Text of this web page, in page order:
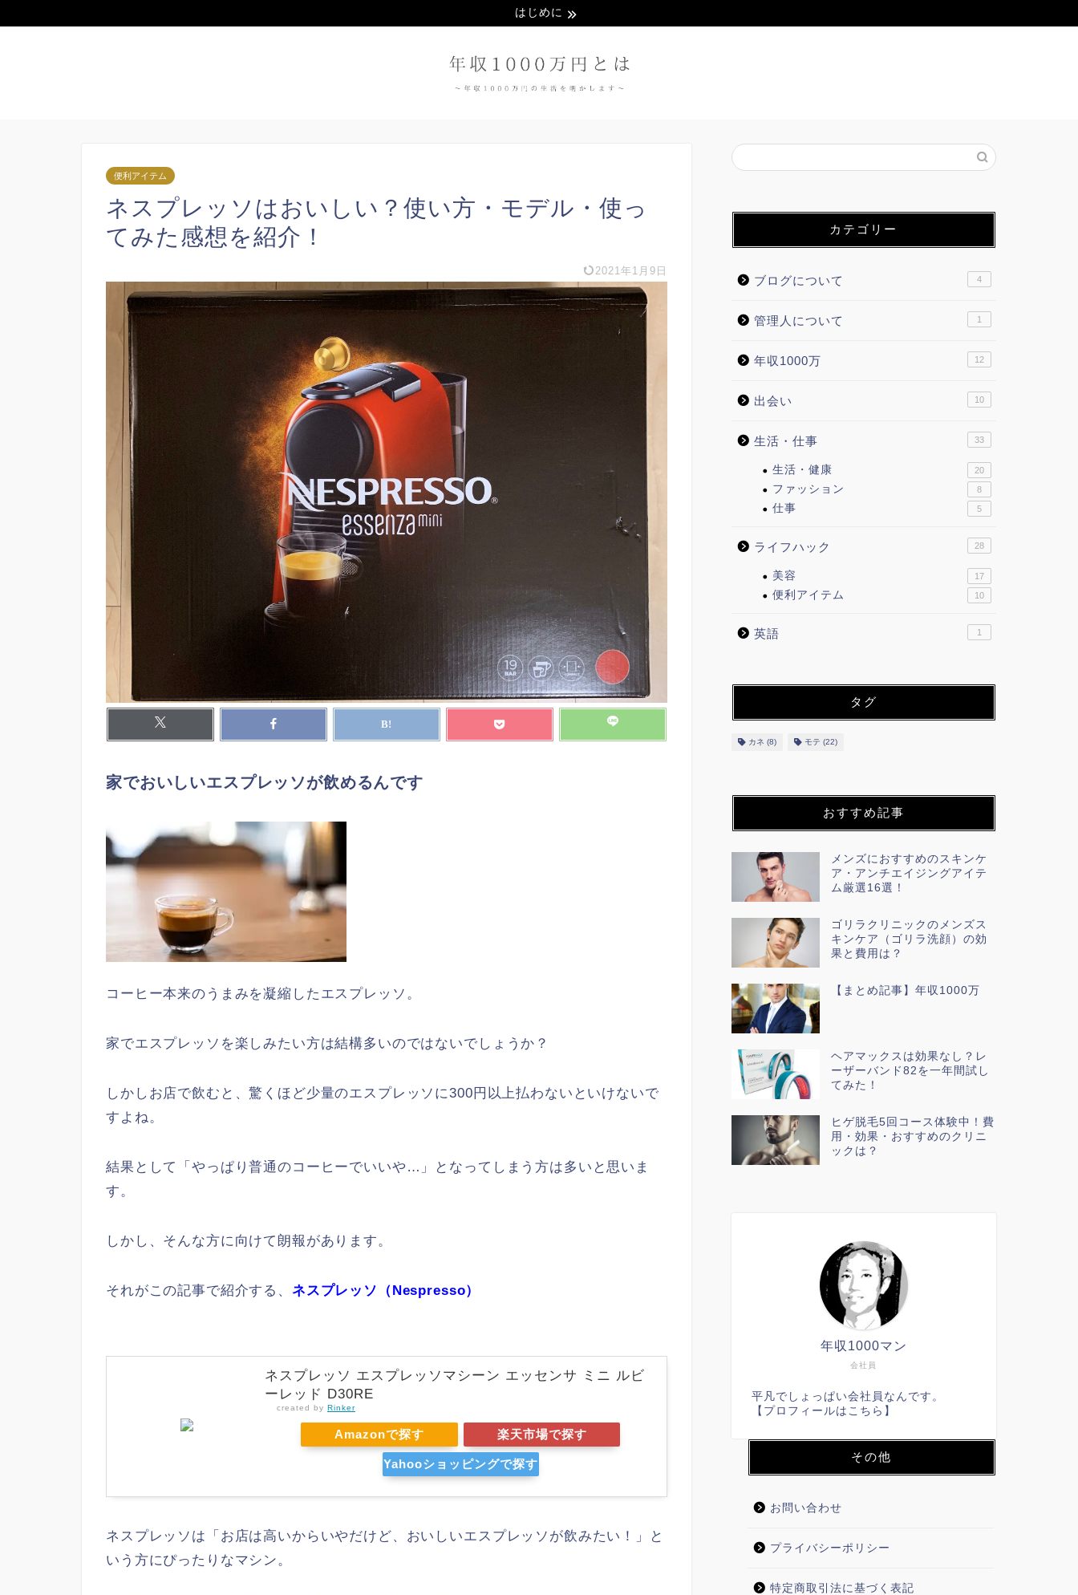
はじめに
便利アイテム
ネスプレッソはおいしい？使い方・モデル・使っ
てみた感想を紹介！
2021年1月9日
家でおいしいエスプレッソが飲めるんです
コーヒー本来のうまみを凝縮したエスプレッソ。
家でエスプレッソを楽しみたい方は結構多いのではないでしょうか？
しかしお店で飲むと、驚くほど少量のエスプレッソに300円以上払わないといけないで
すよね。
結果として「やっぱり普通のコーヒーでいいや…」となってしまう方は多いと思いま
す。
しかし、そんな方に向けて朗報があります。
それがこの記事で紹介する、 ネスプレッソ（Nespresso）
ネスプレッソ エスプレッソマシーン エッセンサ ミニ ルビ
ーレッド D30RE
created by Rinker
Amazonで探す 楽天市場で探す
Yahooショッピングで探す
ネスプレッソは「お店は高いからいやだけど、おいしいエスプレッソが飲みたい！」と
いう方にぴったりなマシン。
カテゴリー
ブログについて 4
管理人について 1
年収1000万 12
出会い 10
生活・仕事 33
生活・健康 20
ファッション 8
仕事 5
ライフハック 28
美容 17
便利アイテム 10
英語 1
タグ
カネ (8) モテ (22)
おすすめ記事
メンズにおすすめのスキンケ
ア・アンチエイジングアイテ
ム厳選16選！
ゴリラクリニックのメンズス
キンケア（ゴリラ洗顔）の効
果と費用は？
【まとめ記事】年収1000万
ヘアマックスは効果なし？レ
ーザーバンド82を一年間試し
てみた！
ヒゲ脱毛5回コース体験中！費
用・効果・おすすめのクリニ
ックは？
会社員
年収1000マン
平凡でしょっぱい会社員なんです。
【プロフィールはこちら】
その他
お問い合わせ
プライバシーポリシー
特定商取引法に基づく表記